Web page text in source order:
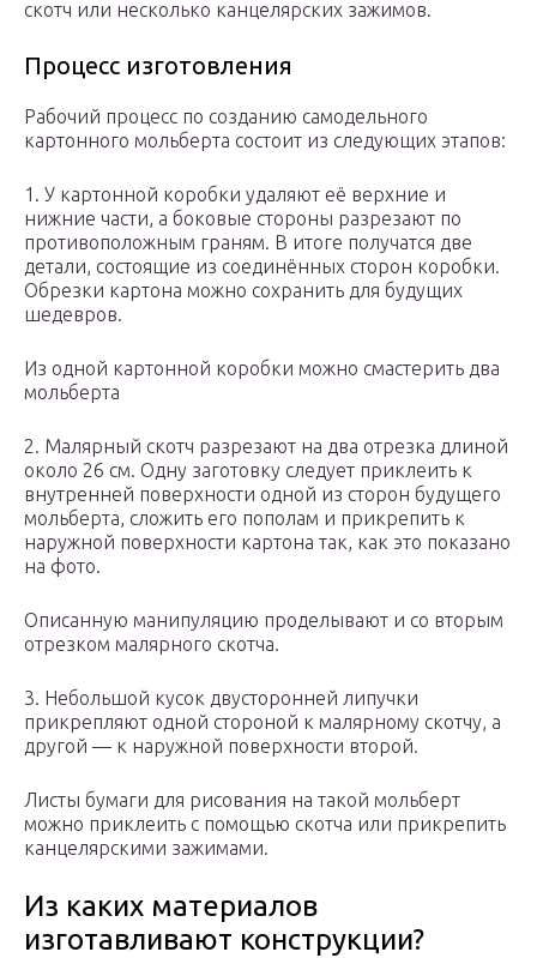
скотч или несколько канцелярских зажимов.
Процесс изготовления
Рабочий процесс по созданию самодельного
картонного мольберта состоит из следующих этапов:
1. У картонной коробки удаляют её верхние и
нижние части, а боковые стороны разрезают по
противоположным граням. В итоге получатся две
детали, состоящие из соединённых сторон коробки.
Обрезки картона можно сохранить для будущих
шедевров.
Из одной картонной коробки можно смастерить два
мольберта
2. Малярный скотч разрезают на два отрезка длиной
около 26 см. Одну заготовку следует приклеить к
внутренней поверхности одной из сторон будущего
мольберта, сложить его пополам и прикрепить к
наружной поверхности картона так, как это показано
на фото.
Описанную манипуляцию проделывают и со вторым
отрезком малярного скотча.
3. Небольшой кусок двусторонней липучки
прикрепляют одной стороной к малярному скотчу, а
другой — к наружной поверхности второй.
Листы бумаги для рисования на такой мольберт
можно приклеить с помощью скотча или прикрепить
канцелярскими зажимами.
Из каких материалов
изготавливают конструкции?